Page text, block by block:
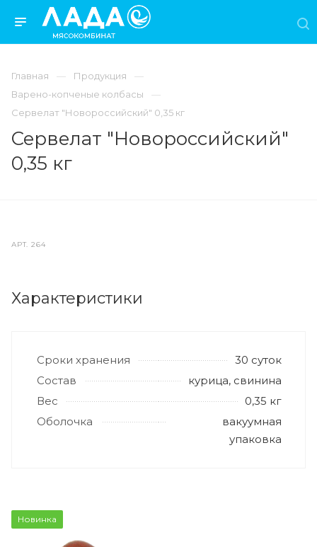
Главная
Продукция
Варено-копченые колбасы
Сервелат "Новороссийский" 0,35 кг
Сервелат "Новороссийский"
0,35 кг
АРТ.264
Характеристики
Сроки хранения
30 суток
Состав
курица, свинина
Вес
0,35 кг
Оболочка
вакуумная
упаковка
Новинка